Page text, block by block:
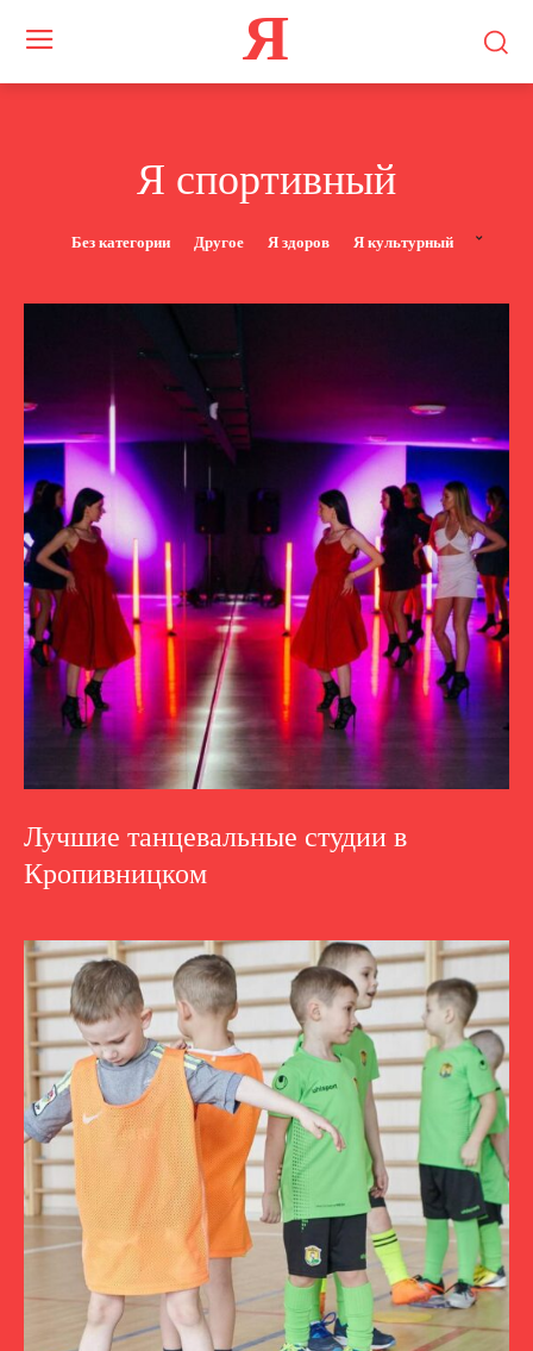
Я
Я спортивный
Без категории Другое Я здоров Я культурный
Лучшие танцевальные студии в
Кропивницком